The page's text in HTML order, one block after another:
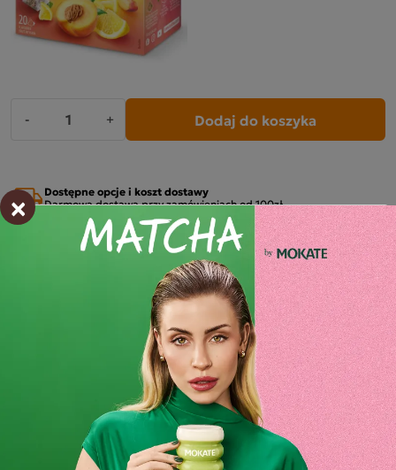
- + Dodaj do koszyka
Dostępne opcje i koszt dostawy
Darmowa dostawa przy zamówieniach od 100zł
Przewidywana dostawa
wt. 11.08 - śro. 12.08
Od złożenia zamówienia
Zamów przez telefon:+48 32 799 95 47
Od poniedziałku do piątku w godzinach 7:30 - 15:00.
MOŻLIWE METODY PŁATNOŚCI
×